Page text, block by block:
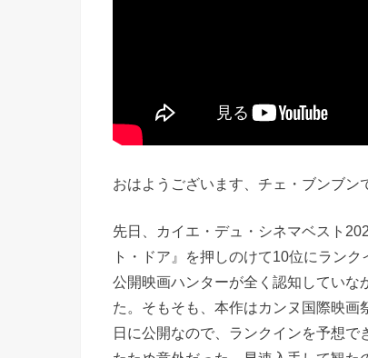
おはようございます、チェ・ブンブン
先日、カイエ・デュ・シネマベスト
ト・ドア』を押しのけて10位にラン
公開映画ハンターが全く認知してい
た。そもそも、本作はカンヌ国際映
日に公開なので、ランクインを予想